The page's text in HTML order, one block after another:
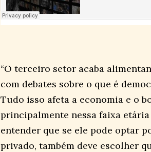
“O terceiro setor acaba
com debates sobre o que é
Tudo isso afeta a economia e o
principalmente nessa faixa
entender que se ele pode optar
privado, também deve escolher